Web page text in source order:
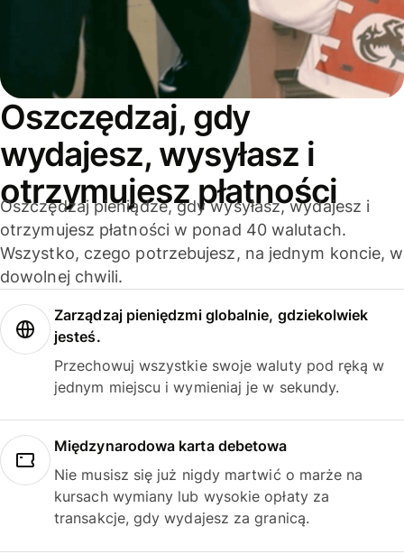
Oszczędzaj, gdy
wydajesz, wysyłasz i
otrzymujesz płatności
Oszczędzaj pieniądze, gdy wysyłasz, wydajesz i
otrzymujesz płatności w ponad 40 walutach.
Wszystko, czego potrzebujesz, na jednym koncie, w
dowolnej chwili.
Zarządzaj pieniędzmi globalnie, gdziekolwiek
jesteś.
Przechowuj wszystkie swoje waluty pod ręką w
jednym miejscu i wymieniaj je w sekundy.
Międzynarodowa karta debetowa
Nie musisz się już nigdy martwić o marże na
kursach wymiany lub wysokie opłaty za
transakcje, gdy wydajesz za granicą.